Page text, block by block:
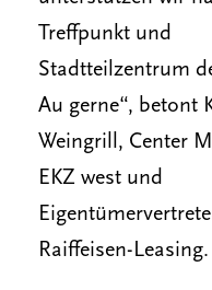
Treffpunkt und
Stadtteilzentrum
Au gerne“, betont
Weingrill, Center
EKZ west und
Raiffeisen-Leasing.